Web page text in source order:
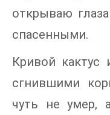
открываю
спасенными.
Кривой кактус
сгнившими
чуть не умер,